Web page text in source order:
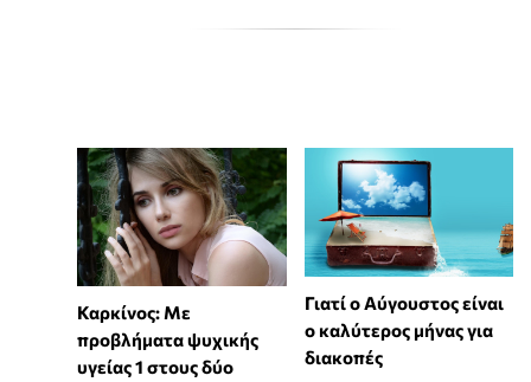
Καρκίνος: Με
προβλήματα ψυχικής
υγείας 1 στους δύο
Γιατί ο Αύγουστος είναι
ο καλύτερος μήνας για
διακοπές